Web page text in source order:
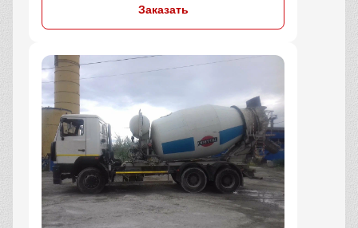
Заказать